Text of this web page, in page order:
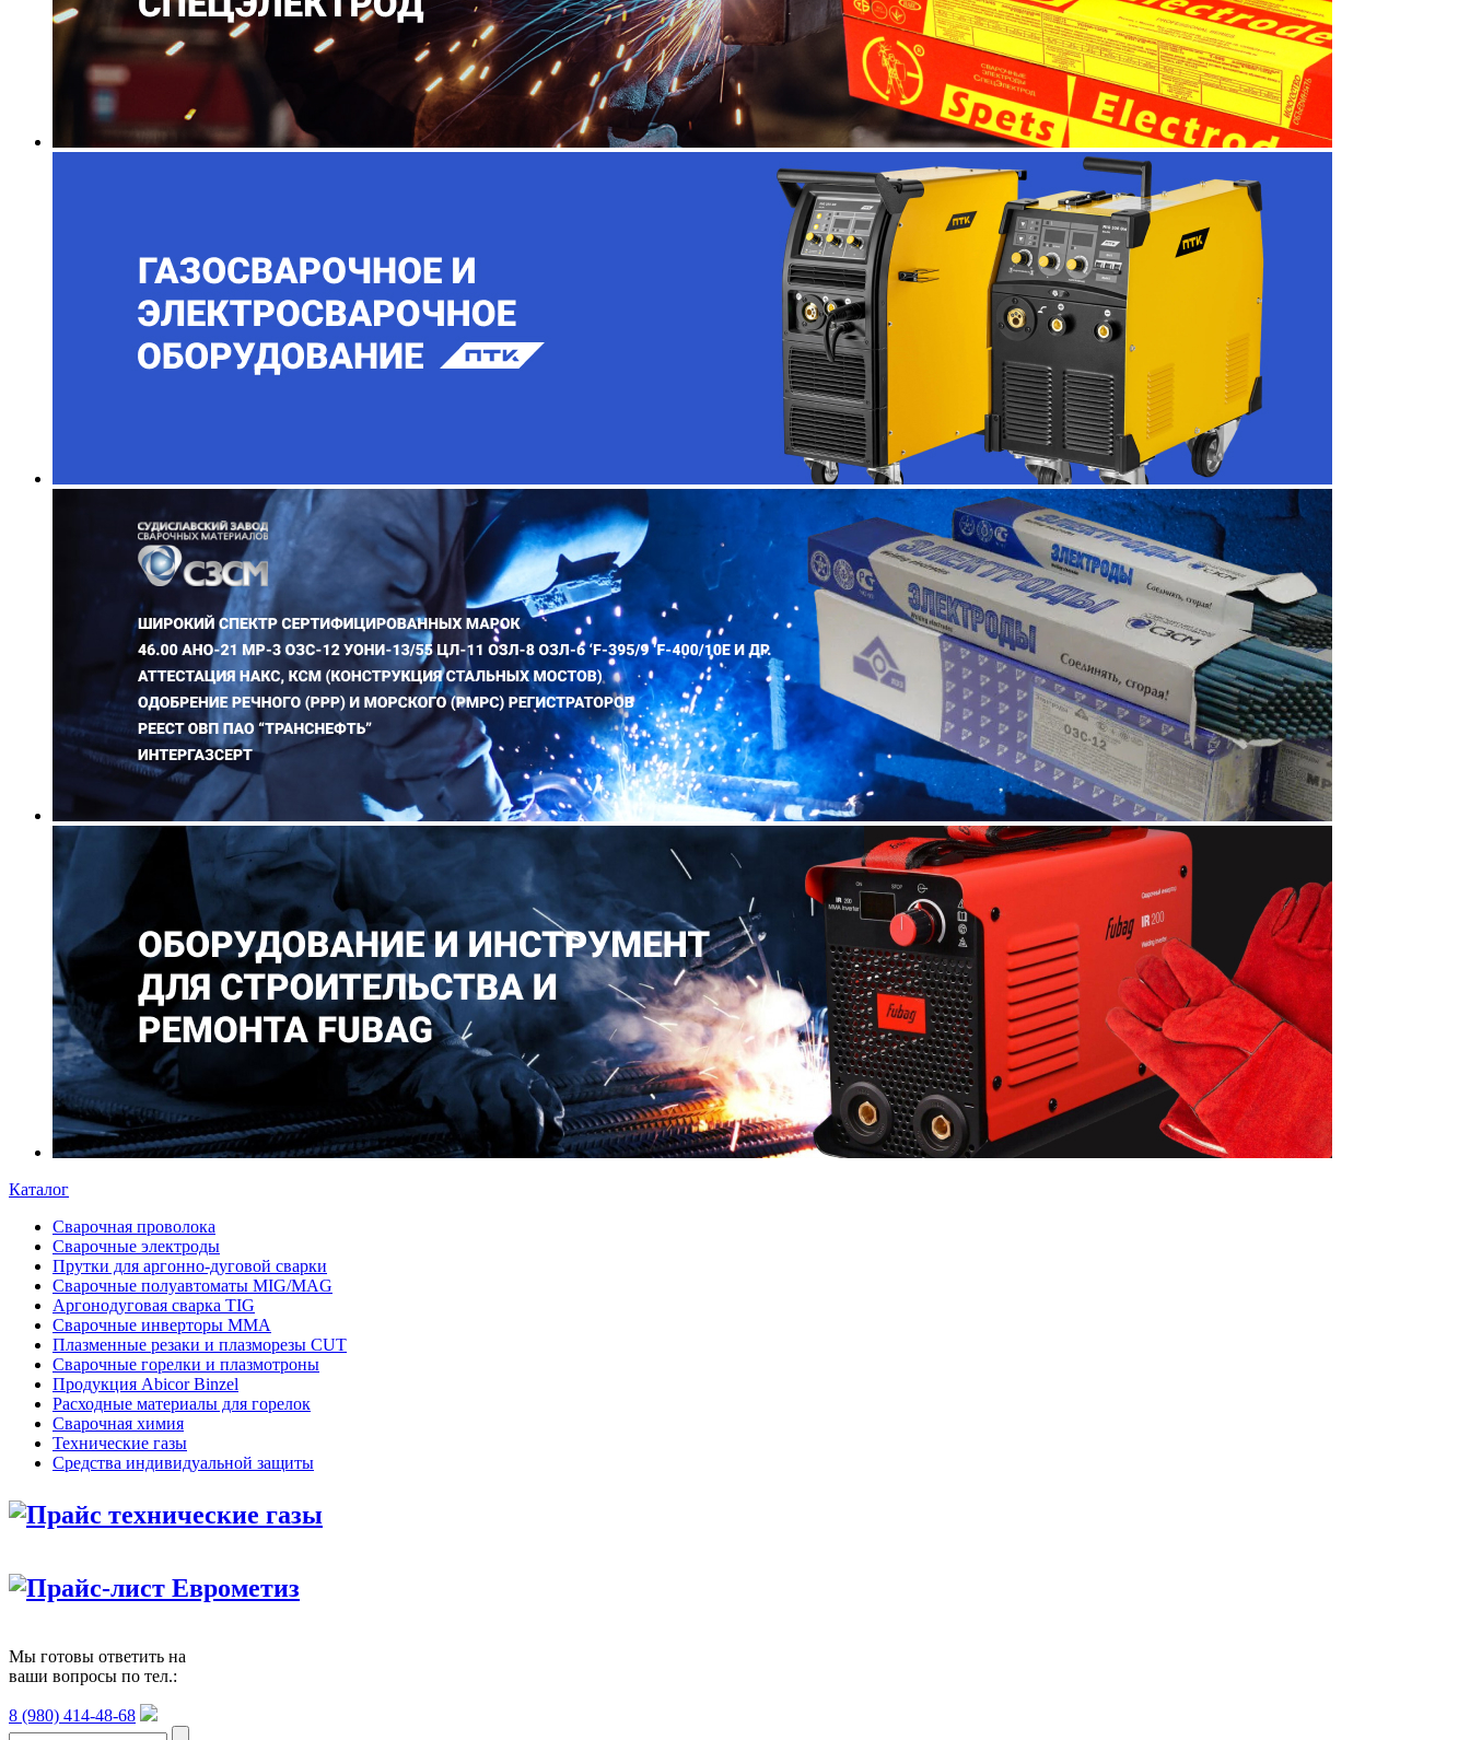
Каталог
Сварочная проволока
Сварочные электроды
Прутки для аргонно-дуговой сварки
Сварочные полуавтоматы MIG/MAG
Аргонодуговая сварка TIG
Сварочные инверторы MMA
Плазменные резаки и плазморезы CUT
Сварочные горелки и плазмотроны
Продукция Abicor Binzel
Расходные материалы для горелок
Сварочная химия
Технические газы
Средства индивидуальной защиты
Прайс технические газы
Прайс-лист Еврометиз
Мы готовы ответить на
ваши вопросы по тел.:
8 (980) 414-48-68